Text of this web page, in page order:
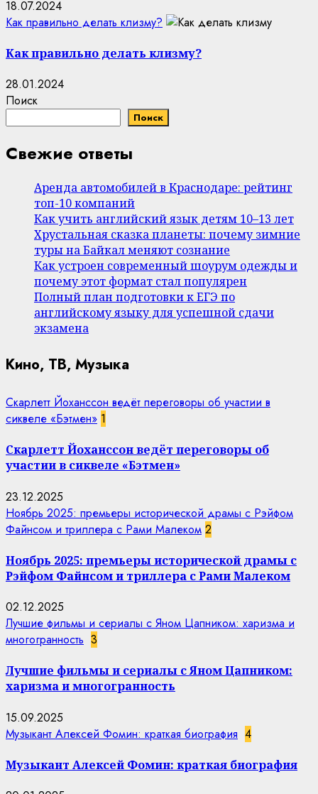
18.07.2024
Как правильно делать клизму?
Как правильно делать клизму?
28.01.2024
Поиск
Поиск
Свежие ответы
Аренда автомобилей в Краснодаре: рейтинг
топ-10 компаний
Как учить английский язык детям 10–13 лет
Хрустальная сказка планеты: почему зимние
туры на Байкал меняют сознание
Как устроен современный шоурум одежды и
почему этот формат стал популярен
Полный план подготовки к ЕГЭ по
английскому языку для успешной сдачи
экзамена
Кино, ТВ, Музыка
Скарлетт Йоханссон ведёт переговоры об участии в
сиквеле «Бэтмен» 1
Скарлетт Йоханссон ведёт переговоры об
участии в сиквеле «Бэтмен»
23.12.2025
Ноябрь 2025: премьеры исторической драмы с Рэйфом
Файнсом и триллера с Рами Малеком 2
Ноябрь 2025: премьеры исторической драмы с
Рэйфом Файнсом и триллера с Рами Малеком
02.12.2025
Лучшие фильмы и сериалы с Яном Цапником: харизма и
многогранность 3
Лучшие фильмы и сериалы с Яном Цапником:
харизма и многогранность
15.09.2025
Музыкант Алексей Фомин: краткая биография 4
Музыкант Алексей Фомин: краткая биография